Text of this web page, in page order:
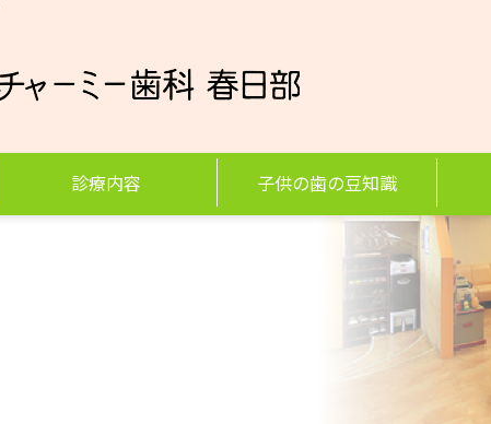
診療内容 子供の歯の豆知識